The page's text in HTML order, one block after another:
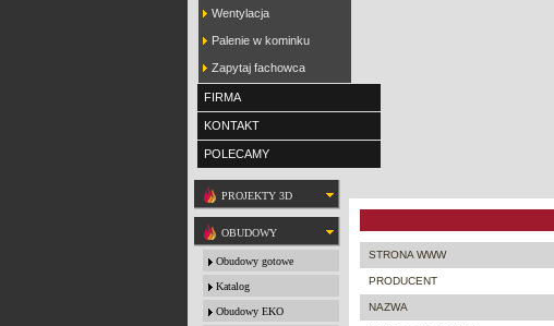
Wentylacja
Palenie w kominku
Zapytaj fachowca
FIRMA
KONTAKT
POLECAMY
PROJEKTY 3D
OBUDOWY
Obudowy gotowe
Katalog
Obudowy EKO
STRONA WWW
PRODUCENT
NAZWA